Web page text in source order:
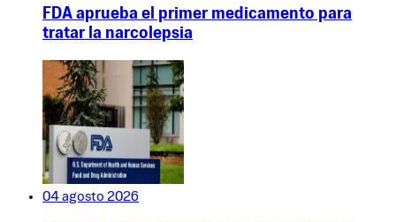
FDA aprueba el primer medicamento para
tratar la narcolepsia
04 agosto 2026